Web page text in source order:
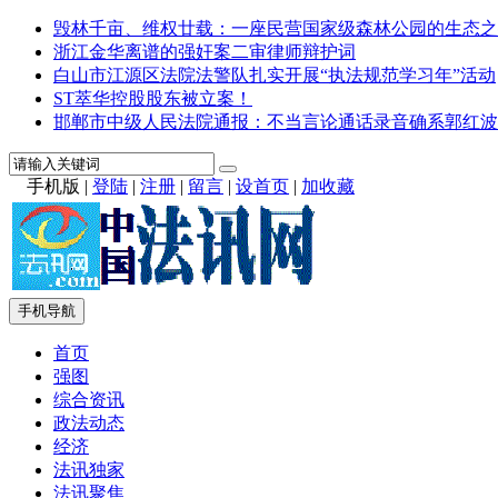
毁林千亩、维权廿载：一座民营国家级森林公园的生态
浙江金华离谱的强奸案二审律师辩护词
白山市江源区法院法警队扎实开展“执法规范学习年”活动
ST萃华控股股东被立案！
邯郸市中级人民法院通报：不当言论通话录音确系郭红
手机版 | 登陆 | 注册 | 留言 | 设首页 | 加收藏
手机导航
首页
强图
综合资讯
政法动态
经济
法讯独家
法讯聚焦